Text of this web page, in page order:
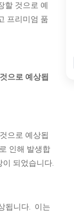
할 것으로 예
프리미엄 품
으로 예상됩
으로 예상됩
인해 발생합
되었습니다.
됩니다. 이는